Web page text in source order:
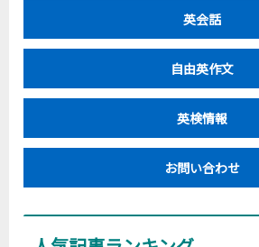
英会話
自由英作文
英検情報
お問い合わせ